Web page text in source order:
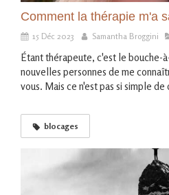
Comment la thérapie m'a
15 Déc 2023 Samantha Broggini
Étant thérapeute, c'est le bouche-
nouvelles personnes de me
vous. Mais ce n'est pas si simple de
blocages